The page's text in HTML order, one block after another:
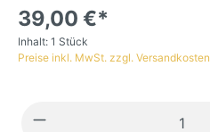
39,00 €*
Inhalt: 1 Stück
Preise inkl. MwSt. zzgl. Versandkosten